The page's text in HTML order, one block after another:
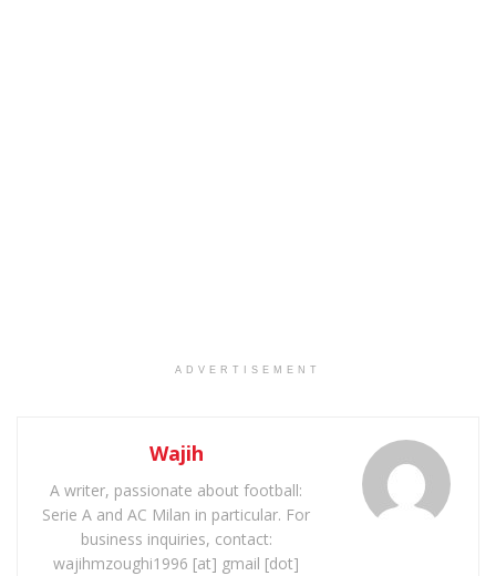
ADVERTISEMENT
Wajih
A writer, passionate about football:
Serie A and AC Milan in particular. For
business inquiries, contact:
wajihmzoughi1996 [at] gmail [dot]